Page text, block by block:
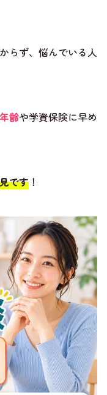
らず、悩んでいる人
齢や学資保険に早め
です ！